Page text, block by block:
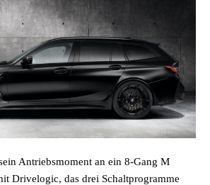
Antriebsmoment an ein 8-Gang M
Drivelogic, das drei Schaltprogramme